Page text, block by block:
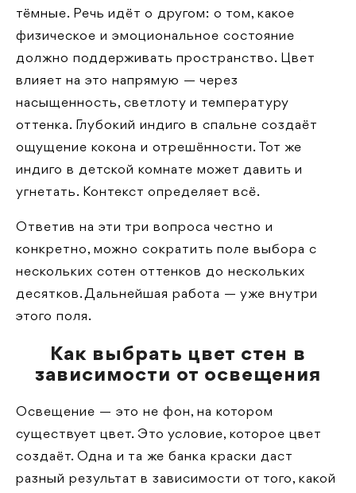
тёмные. Речь идёт о другом: о том, какое
физическое и эмоциональное состояние
должно поддерживать пространство. Цвет
влияет на это напрямую — через
насыщенность, светлоту и температуру
оттенка. Глубокий индиго в спальне создаёт
ощущение кокона и отрешённости. Тот же
индиго в детской комнате может давить и
угнетать. Контекст определяет всё.
Ответив на эти три вопроса честно и
конкретно, можно сократить поле выбора с
нескольких сотен оттенков до нескольких
десятков. Дальнейшая работа — уже внутри
этого поля.
Как выбрать цвет стен в
зависимости от освещения
Освещение — это не фон, на котором
существует цвет. Это условие, которое цвет
создаёт. Одна и та же банка краски даст
разный результат в зависимости от того, какой